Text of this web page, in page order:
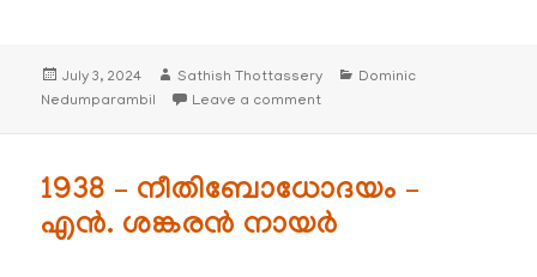
Posted
on
July 3, 2024 Author
Sathish Thottassery Categories
Dominic
Nedumparambil
Leave a commenton 1963 – Where Love is God
1938 – നീതിബോധോദയം –
എൻ. ശങ്കരൻ നായർ